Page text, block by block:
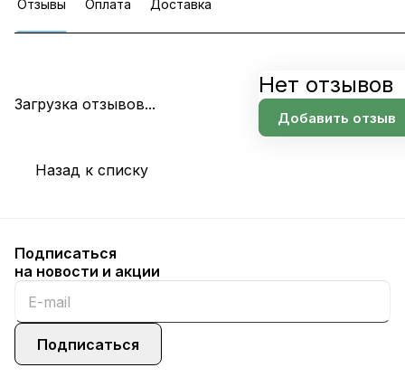
Отзывы Оплата Доставка
Загрузка отзывов...
Нет отзывов
Добавить отзыв
Назад к списку
Подписаться
на новости и акции
Подписаться